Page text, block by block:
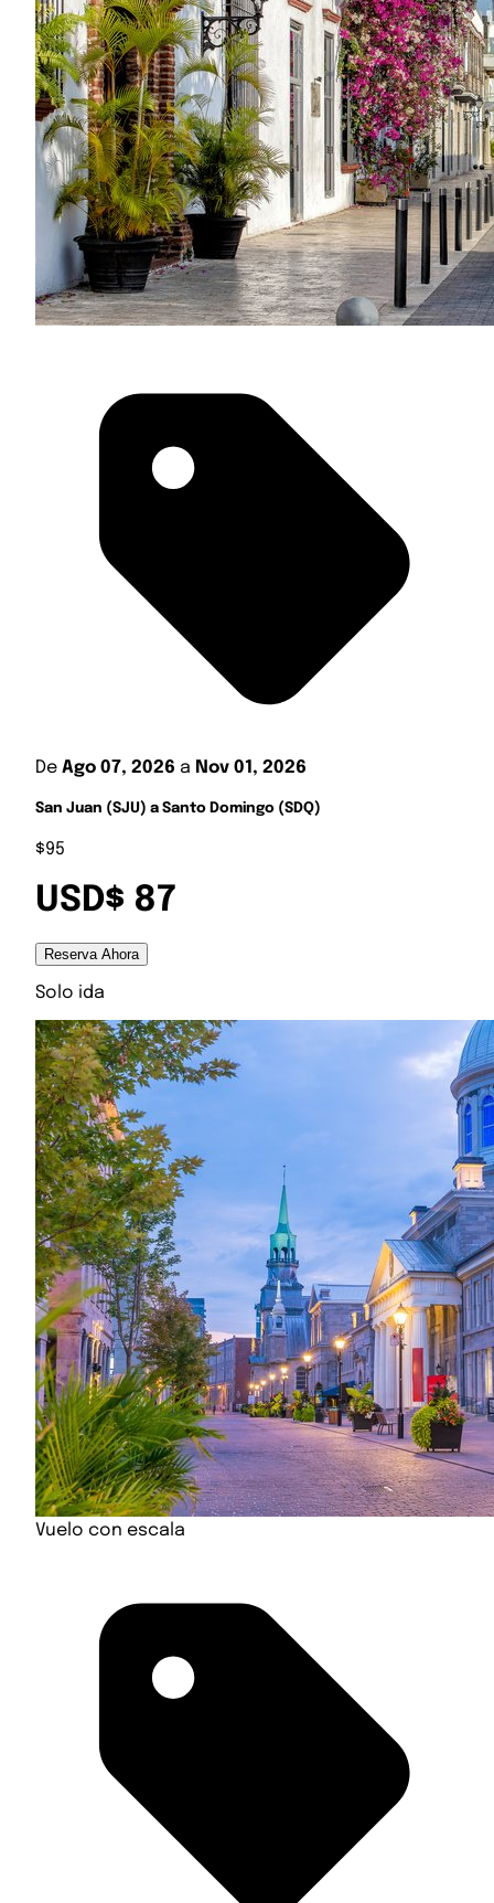
De Ago 07, 2026 a Nov 01, 2026
San Juan (SJU) a Santo Domingo (SDQ)
$95
USD$ 87
Reserva Ahora
Solo ida
Vuelo con escala